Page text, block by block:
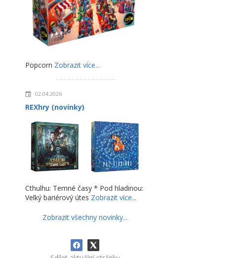
Popcorn Zobrazit více...
02.04.2026
REXhry (novinky)
Cthulhu: Temné časy * Pod hladinou:
Velký bariérový útes Zobrazit více...
Zobrazit všechny novinky...